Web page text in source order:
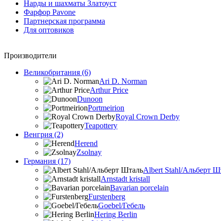
Нарды и шахматы Златоуст
Фарфор Pavone
Партнерская программа
Для оптовиков
Производители
Великобритания (6)
Ari D. Norman
Arthur Price
Dunoon
Portmeirion
Royal Crown Derby
Teapottery
Венгрия (2)
Herend
Zsolnay
Германия (17)
Albert Stahl/Альбеpт
Arnstadt kristall
Bavarian porcelain
Furstenberg
Goebel/Гебель
Hering Berlin